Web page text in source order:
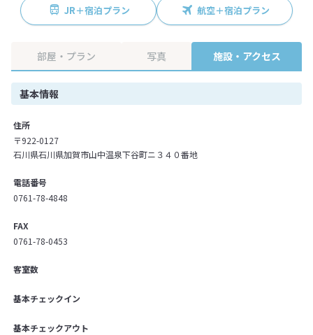
JR＋宿泊プラン 航空＋宿泊プラン
部屋・プラン 写真 施設・アクセス
基本情報
住所
〒922-0127
石川県石川県加賀市山中温泉下谷町ニ３４０番地
電話番号
0761-78-4848
FAX
0761-78-0453
客室数
基本チェックイン
基本チェックアウト